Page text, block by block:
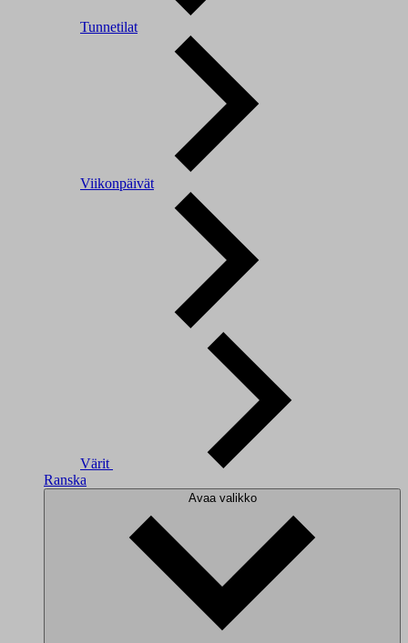
Tunnetilat
Viikonpäivät
Värit
Ranska
Avaa valikko